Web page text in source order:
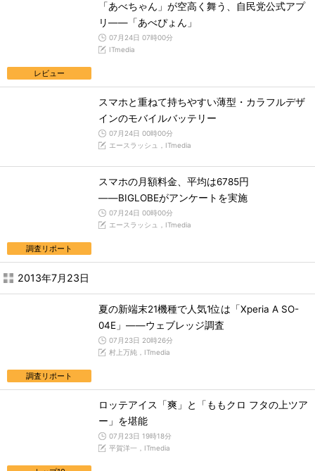
レビュー
「あべちゃん」が空高く舞う、自民党公式アプ
リ――「あべぴょん」
07月24日 07時00分
ITmedia
スマホと重ねて持ちやすい薄型・カラフルデザ
インのモバイルバッテリー
07月24日 00時00分
エースラッシュ，ITmedia
調査リポート
スマホの月額料金、平均は6785円
――BIGLOBEがアンケートを実施
07月24日 00時00分
エースラッシュ，ITmedia
2013年7月23日
調査リポート
夏の新端末21機種で人気1位は「Xperia A SO-
04E」――ウェブレッジ調査
07月23日 20時26分
村上万純，ITmedia
ロッテアイス「爽」と「ももクロ フタの上ツア
ー」を堪能
07月23日 19時18分
平賀洋一，ITmedia